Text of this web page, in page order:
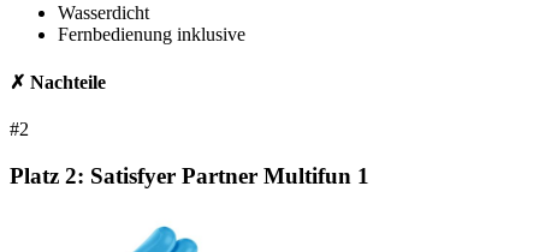
Wasserdicht
Fernbedienung inklusive
✗ Nachteile
#2
Platz 2: Satisfyer Partner Multifun 1